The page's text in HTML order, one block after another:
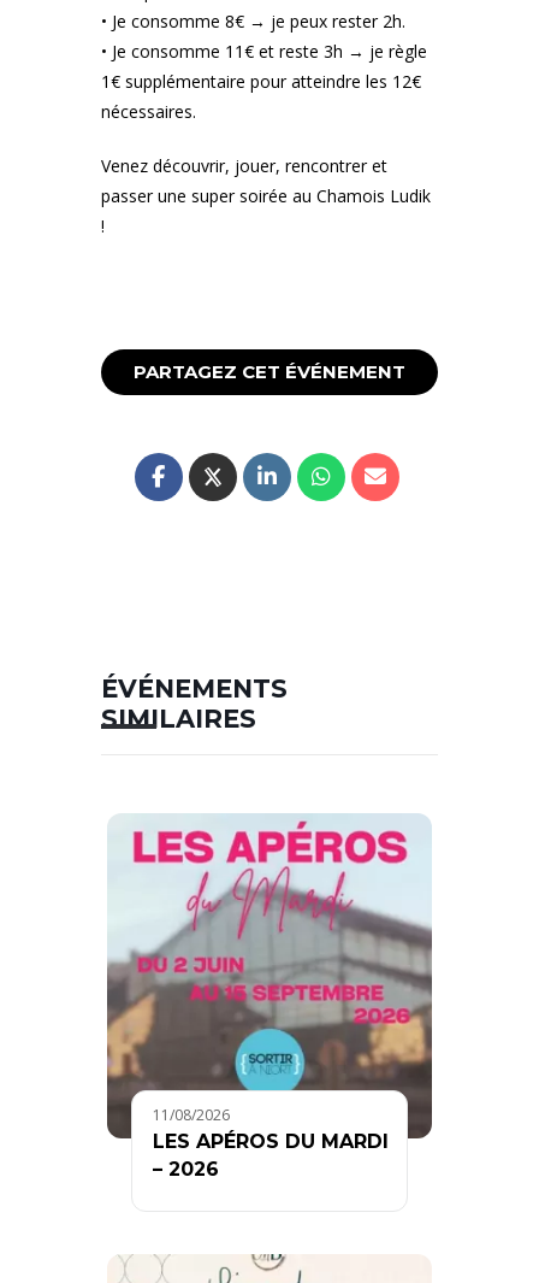
• Je consomme 8€ → je peux rester 2h.
• Je consomme 11€ et reste 3h → je règle
1€ supplémentaire pour atteindre les 12€
nécessaires.
Venez découvrir, jouer, rencontrer et
passer une super soirée au Chamois Ludik
!
PARTAGEZ CET ÉVÉNEMENT
ÉVÉNEMENTS
SIMILAIRES
11/08/2026
LES APÉROS DU MARDI
– 2026